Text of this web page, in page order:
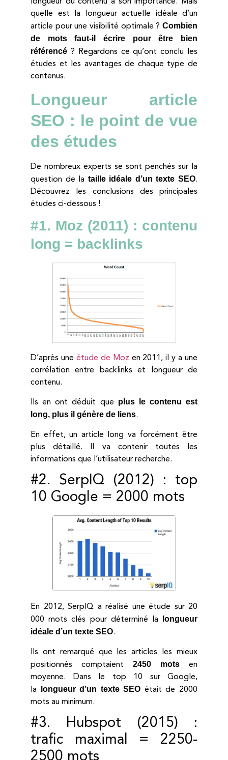
longueur du contenu a son importance. Mais
quelle est la longueur actuelle idéale d’un
article pour une visibilité optimale ? Combien
de mots faut-il écrire pour être bien
référencé ? Regardons ce qu’ont conclu les
études et les avantages de chaque type de
contenus.
Longueur article
SEO : le point de vue
des études
De nombreux experts se sont penchés sur la
question de la taille idéale d’un texte SEO.
Découvrez les conclusions des principales
études ci-dessous !
#1. Moz (2011) : contenu
long = backlinks
D’après une étude de Moz en 2011, il y a une
corrélation entre backlinks et longueur de
contenu.
Ils en ont déduit que plus le contenu est
long, plus il génère de liens.
En effet, un article long va forcément être
plus détaillé. Il va contenir toutes les
informations que l’utilisateur recherche.
#2. SerpIQ (2012) : top
10 Google = 2000 mots
En 2012, SerpIQ a réalisé une étude sur 20
000 mots clés pour déterminé la
longueur
idéale d’un texte SEO.
Ils ont remarqué que les articles les mieux
positionnés comptaient 2450 mots en
moyenne. Dans le top 10 sur Google,
la
longueur d’un texte SEO était de 2000
mots au minimum.
#3. Hubspot (2015) :
trafic maximal = 2250-
2500 mots